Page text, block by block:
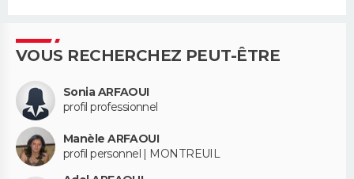
VOUS RECHERCHEZ PEUT-ÊTRE
Sonia ARFAOUI
profil professionnel
Manèle ARFAOUI
profil personnel | MONTREUIL